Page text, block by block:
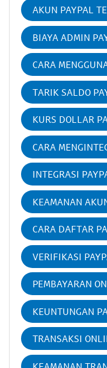
AKUN PAYPAL
BIAYA ADMIN
CARA
TARIK SALDO
KURS DOLLAR
CARA
INTEGRASI
KEAMANAN
CARA DAFTAR
VERIFIKASI
PEMBAYARAN
KEUNTUNGAN
TRANSAKSI